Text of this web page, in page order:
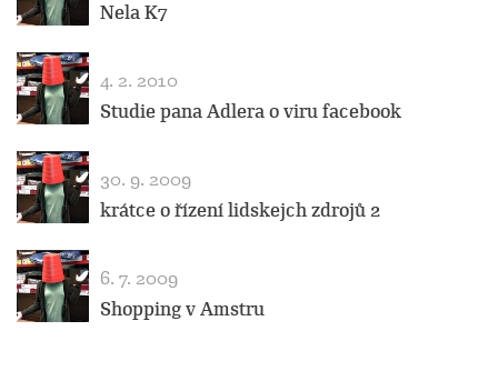
Nela K7
4. 2. 2010
Studie pana Adlera o viru facebook
30. 9. 2009
krátce o řízení lidskejch zdrojů 2
6. 7. 2009
Shopping v Amstru